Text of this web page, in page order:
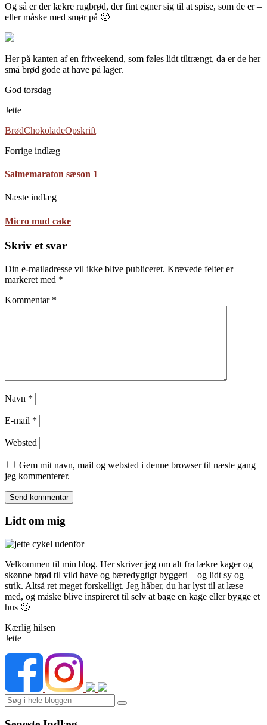
Og så er der lækre rugbrød, der fint egner sig til at spise, som de er –
eller måske med smør på 🙂
Her på kanten af en friweekend, som føles lidt tiltrængt, da er de her
små brød gode at have på lager.
God torsdag
Jette
BrødChokoladeOpskrift
Forrige indlæg
Salmemaraton sæson 1
Næste indlæg
Micro mud cake
Skriv et svar
Din e-mailadresse vil ikke blive publiceret. Krævede felter er
markeret med *
Kommentar *
Navn *
E-mail *
Websted
Gem mit navn, mail og websted i denne browser til næste gang
jeg kommenterer.
Lidt om mig
Velkommen til min blog. Her skriver jeg om alt fra lækre kager og
skønne brød til vild have og bæredygtigt byggeri – og lidt sy og
strik. Altså ret meget forskelligt. Jeg håber, du har lyst til at læse
med, og måske blive inspireret til selv at bage en kage eller bygge et
hus 🙂
Kærlig hilsen
Jette
Search